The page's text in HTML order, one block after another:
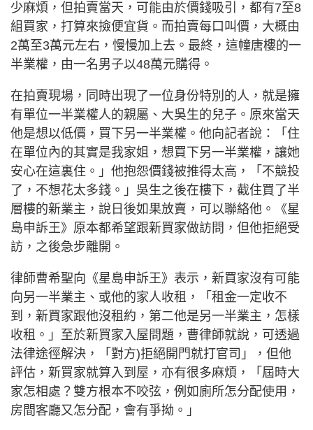
少麻煩，但拍賣當天，可能由於價錢吸引，都有7至8
組買家，打算來撿便宜貨。而拍賣每口叫價，大概由
2萬至3萬元左右，慢慢加上去。最終，這幢唐樓的一
半業權，由一名男子以48萬元購得。
在拍賣現場，同時出現了一位身份特別的人，就是擁
有單位一半業權人的親屬、大吳生的兒子。原來當天
他是想以低價，買下另一半業權。他向記者說：「住
在單位內的其實是我家姐，想買下另一半業權，讓她
安心在這裏住。」他抱怨價錢被推得太高，「不競投
了，不想花太多錢。」吳生之後在樓下，截住買了半
層樓的新業主，說日後如果放賣，可以聯絡他。《星
島申訴王》原本都希望跟新買家做訪問，但他拒絕受
訪，之後急步離開。
律師曹希聖向《星島申訴王》表示，新買家沒有可能
向另一半業主、或他的家人收租，「租金一定收不
到，新買家跟他沒租約，第二他是另一半業主，怎樣
收租。」至於新買家入屋問題，曹律師就說，可透過
法律途徑解決，「對方)拒絕開門就打官司」，但他
評估，新買家就算入到屋，亦有很多麻煩，「屆時大
家怎相處？雙方根本不咬弦，例如廁所怎分配使用，
房間客廳又怎分配，會有爭拗。」